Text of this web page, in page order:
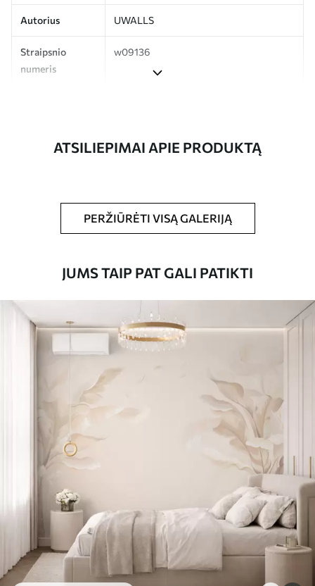
Autorius UWALLS
Straipsnio
numeris
w09136
Tapetus galima švelniai valyti minkšta
kempine. Lakuotus tapetus galima valyti
Taikymo būdas Sklandus taikymas
Turimos medžiagos
/m²
Premiumas
.67 .00 /m²
Premium vinilas
65 39.00 €
Peel and Stick
81.65
ATSILIEPIMAI APIE PRODUKTĄ
PERŽIŪRĖTI VISĄ GALERIJĄ
JUMS TAIP PAT GALI PATIKTI